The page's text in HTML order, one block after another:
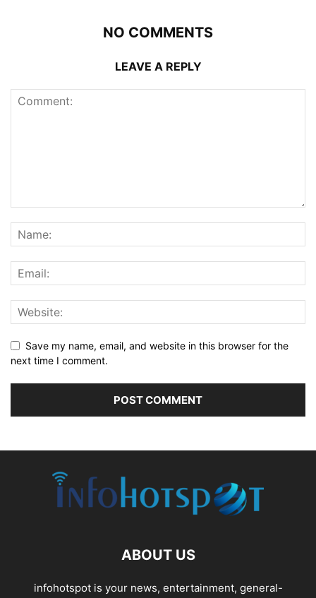
NO COMMENTS
LEAVE A REPLY
Save my name, email, and website in this browser for the
next time I comment.
ABOUT US
infohotspot is your news, entertainment, general-